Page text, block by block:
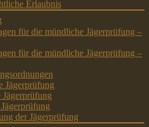
Erlaubnis
für die mündliche Jägerprüfung –
für die mündliche Jägerprüfung –
Jägerprüfung
der Jägerprüfung